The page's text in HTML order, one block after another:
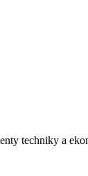
techniky a